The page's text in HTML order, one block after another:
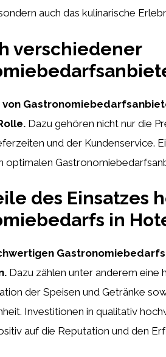
auch das kulinarische
verschiedener
von
Dazu gehören nicht nur die
und der Kundenservice.
optimalen
des Einsatzes
in
Dazu zählen unter anderem eine
der Speisen und Getränke
Investitionen in qualitativ
auf die Reputation und den